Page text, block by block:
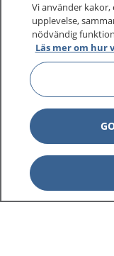
1177–tryggt
På 1177.se får
sjukdomar och
Logga in för att
1177 ger dig råd
Vi använder
upplevelse,
nödvändig
Läs mer om hur